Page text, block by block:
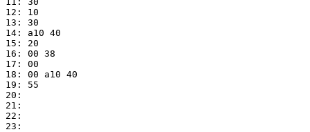
12: 10
13: 30
14: a10 40
15: 20
16: 00 38
17: 00
18: 00 a10 40
19: 55
20:
21:
22:
23: